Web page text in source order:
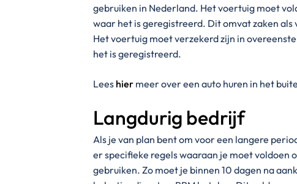
gebruiken in Nederland. Het voertuig moet
waar het is geregistreerd. Dit omvat zaken
Het voertuig moet verzekerd zijn in
het is geregistreerd.
Lees hier meer over een auto huren in het
Langdurig bedrijf
Als je van plan bent om voor een langere
er specifieke regels waaraan je moet voldoen
gebruiken. Zo moet je binnen 10 dagen na